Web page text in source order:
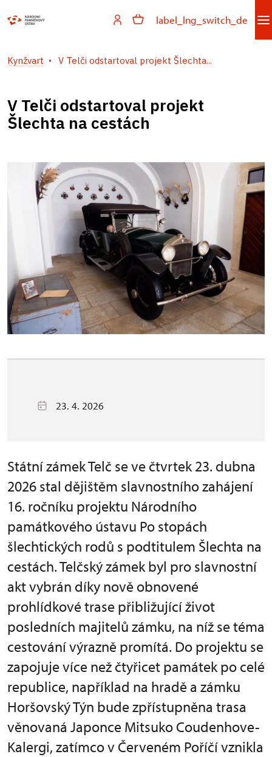
label_lng_switch_de
Kynžvart V Telči odstartoval projekt Šlechta...
V Telči odstartoval projekt
Šlechta na cestách
23. 4. 2026
Státní zámek Telč se ve čtvrtek 23. dubna
2026 stal dějištěm slavnostního zahájení
16. ročníku projektu Národního
památkového ústavu Po stopách
šlechtických rodů s podtitulem Šlechta na
cestách. Telčský zámek byl pro slavnostní
akt vybrán díky nově obnovené
prohlídkové trase přibližující život
posledních majitelů zámku, na níž se téma
cestování výrazně promítá. Do projektu se
zapojuje více než čtyřicet památek po celé
republice, například na hradě a zámku
Horšovský Týn bude zpřístupněna trasa
věnovaná Japonce Mitsuko Coudenhove-
Kalergi, zatímco v Červeném Poříčí vznikla